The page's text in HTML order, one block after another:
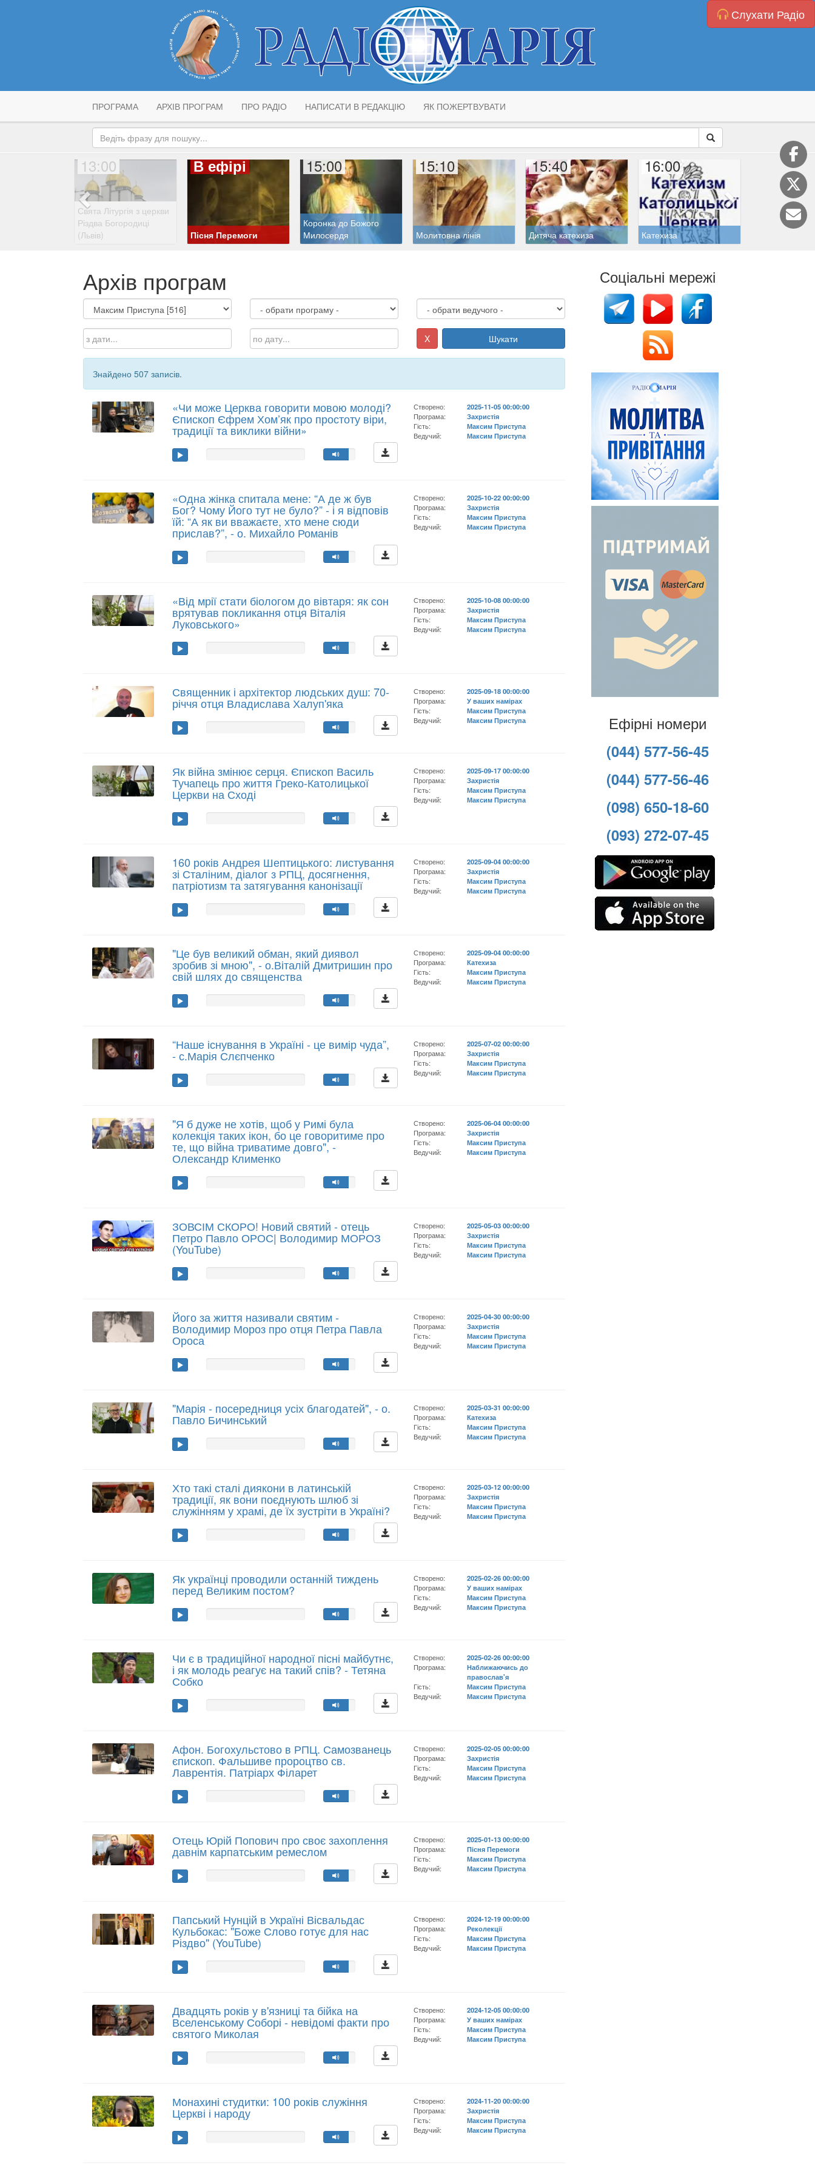
Слухати Радіо
ПРОГРАМА АРХІВ ПРОГРАМ ПРО РАДІО НАПИСАТИ В РЕДАКЦІЮ ЯК ПОЖЕРТВУВАТИ
13:00
Свята Літургія з церкви
Різдва Богородиці
(Львів)
В ефірі
Пісня Перемоги
15:00
Коронка до Божого
Милосердя
15:10
Молитовна лінія
15:40
Дитяча катехиза
16:00
Катехиза
16:45
Архів програм
X Шукати
Знайдено 507 записів.
«Чи може Церква говорити мовою молоді?
Єпископ Єфрем Хом’як про простоту віри,
традиції та виклики війни»
Створено:
2025-11-05 00:00:00
Програма:
Захристія
Гість:
Максим Приступа
Ведучий:
Максим Приступа
«Одна жінка спитала мене: “А де ж був
Бог? Чому Його тут не було?” - і я відповів
їй: “А як ви вважаєте, хто мене сюди
прислав?”, - о. Михайло Романів
Створено:
2025-10-22 00:00:00
Програма:
Захристія
Гість:
Максим Приступа
Ведучий:
Максим Приступа
«Від мрії стати біологом до вівтаря: як сон
врятував покликання отця Віталія
Луковського»
Створено:
2025-10-08 00:00:00
Програма:
Захристія
Гість:
Максим Приступа
Ведучий:
Максим Приступа
Священник і архітектор людських душ: 70-
річчя отця Владислава Халуп'яка
Створено:
2025-09-18 00:00:00
Програма:
У ваших намірах
Гість:
Максим Приступа
Ведучий:
Максим Приступа
Як війна змінює серця. Єпископ Василь
Тучапець про життя Греко-Католицької
Церкви на Сході
Створено:
2025-09-17 00:00:00
Програма:
Захристія
Гість:
Максим Приступа
Ведучий:
Максим Приступа
160 років Андрея Шептицького: листування
зі Сталіним, діалог з РПЦ, досягнення,
патріотизм та затягування канонізації
Створено:
2025-09-04 00:00:00
Програма:
Захристія
Гість:
Максим Приступа
Ведучий:
Максим Приступа
"Це був великий обман, який диявол
зробив зі мною", - о.Віталій Дмитришин про
свій шлях до священства
Створено:
2025-09-04 00:00:00
Програма:
Катехиза
Гість:
Максим Приступа
Ведучий:
Максим Приступа
“Наше існування в Україні - це вимір чуда”,
- с.Марія Слєпченко
Створено:
2025-07-02 00:00:00
Програма:
Захристія
Гість:
Максим Приступа
Ведучий:
Максим Приступа
"Я б дуже не хотів, щоб у Римі була
колекція таких ікон, бо це говоритиме про
те, що війна триватиме довго", -
Олександр Клименко
Створено:
2025-06-04 00:00:00
Програма:
Захристія
Гість:
Максим Приступа
Ведучий:
Максим Приступа
ЗОВСІМ СКОРО! Новий святий - отець
Петро Павло ОРОС| Володимир МОРОЗ
(YouTube)
Створено:
2025-05-03 00:00:00
Програма:
Захристія
Гість:
Максим Приступа
Ведучий:
Максим Приступа
Його за життя називали святим -
Володимир Мороз про отця Петра Павла
Ороса
Створено:
2025-04-30 00:00:00
Програма:
Захристія
Гість:
Максим Приступа
Ведучий:
Максим Приступа
"Марія - посередниця усіх благодатей", - о.
Павло Бичинський
Створено:
2025-03-31 00:00:00
Програма:
Катехиза
Гість:
Максим Приступа
Ведучий:
Максим Приступа
Хто такі сталі диякони в латинській
традиції, як вони поєднують шлюб зі
служінням у храмі, де їх зустріти в Україні?
Створено:
2025-03-12 00:00:00
Програма:
Захристія
Гість:
Максим Приступа
Ведучий:
Максим Приступа
Як українці проводили останній тиждень
перед Великим постом?
Створено:
2025-02-26 00:00:00
Програма:
У ваших намірах
Гість:
Максим Приступа
Ведучий:
Максим Приступа
Чи є в традиційної народної пісні майбутнє,
і як молодь реагує на такий спів? - Тетяна
Собко
Створено:
2025-02-26 00:00:00
Програма:
Наближаючись до
православ'я
Гість:
Максим Приступа
Ведучий:
Максим Приступа
Афон. Богохульстово в РПЦ. Самозванець
єпископ. Фальшиве пророцтво св.
Лаврентія. Патріарх Філарет
Створено:
2025-02-05 00:00:00
Програма:
Захристія
Гість:
Максим Приступа
Ведучий:
Максим Приступа
Отець Юрій Попович про своє захоплення
давнім карпатським ремеслом
Створено:
2025-01-13 00:00:00
Програма:
Пісня Перемоги
Гість:
Максим Приступа
Ведучий:
Максим Приступа
Папський Нунцій в Україні Вісвальдас
Кульбокас: "Боже Слово готує для нас
Різдво" (YouTube)
Створено:
2024-12-19 00:00:00
Програма:
Реколекції
Гість:
Максим Приступа
Ведучий:
Максим Приступа
Двадцять років у в'язниці та бійка на
Вселенському Соборі - невідомі факти про
святого Миколая
Створено:
2024-12-05 00:00:00
Програма:
У ваших намірах
Гість:
Максим Приступа
Ведучий:
Максим Приступа
Монахині студитки: 100 років служіння
Церкві і народу
Створено:
2024-11-20 00:00:00
Програма:
Захристія
Гість:
Максим Приступа
Ведучий:
Максим Приступа
Соціальні мережі
Ефірні номери
(044) 577-56-45
(044) 577-56-46
(098) 650-18-60
(093) 272-07-45